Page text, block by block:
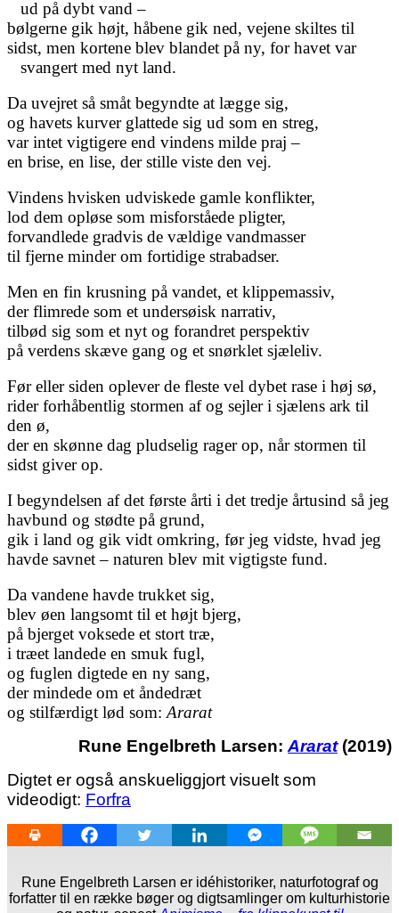
ud på dybt vand –
bølgerne gik højt, håbene gik ned, vejene skiltes til
sidst, men kortene blev blandet på ny, for havet var
svangert med nyt land.
Da uvejret så småt begyndte at lægge sig,
og havets kurver glattede sig ud som en streg,
var intet vigtigere end vindens milde praj –
en brise, en lise, der stille viste den vej.
Vindens hvisken udviskede gamle konflikter,
lod dem opløse som misforståede pligter,
forvandlede gradvis de vældige vandmasser
til fjerne minder om fortidige strabadser.
Men en fin krusning på vandet, et klippemassiv,
der flimrede som et undersøisk narrativ,
tilbød sig som et nyt og forandret perspektiv
på verdens skæve gang og et snørklet sjæleliv.
Før eller siden oplever de fleste vel dybet rase i høj sø,
rider forhåbentlig stormen af og sejler i sjælens ark til
den ø,
der en skønne dag pludselig rager op, når stormen til
sidst giver op.
I begyndelsen af det første årti i det tredje årtusind så jeg
havbund og stødte på grund,
gik i land og gik vidt omkring, før jeg vidste, hvad jeg
havde savnet – naturen blev mit vigtigste fund.
Da vandene havde trukket sig,
blev øen langsomt til et højt bjerg,
på bjerget voksede et stort træ,
i træet landede en smuk fugl,
og fuglen digtede en ny sang,
der mindede om et åndedræt
og stilfærdigt lød som: Ararat
Rune Engelbreth Larsen: Ararat (2019)
Digtet er også anskueliggjort visuelt som
videodigt: Forfra
Rune Engelbreth Larsen er idéhistoriker, naturfotograf og
forfatter til en række bøger og digtsamlinger om kulturhistorie